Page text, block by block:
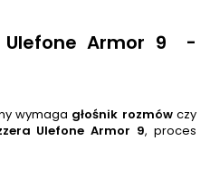
Ulefone Armor 9 -
wymaga głośnik rozmówczy
Ulefone Armor 9, proces